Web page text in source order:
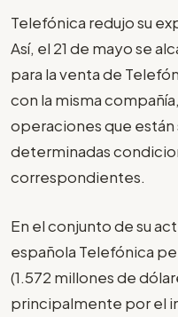
Telefónica redujo su
Así, el 21 de mayo se
para la venta de
con la misma
operaciones que
determinadas
correspondientes.
En el conjunto de su
española Telefónica
(1.572 millones de
principalmente por el